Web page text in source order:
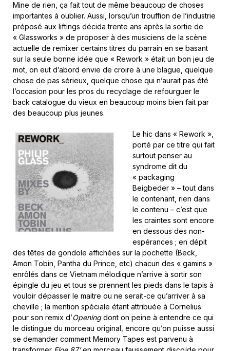
Mine de rien, ça fait tout de même beaucoup de choses
importantes à oublier. Aussi, lorsqu’un trouffion de l’industrie
préposé aux liftings décida trente ans après la sortie de
« Glassworks » de proposer à des musiciens de la scène
actuelle de remixer certains titres du parrain en se basant
sur la seule bonne idée que « Rework » était un bon jeu de
mot, on eut d’abord envie de croire à une blague, quelque
chose de pas sérieux, quelque chose qui n’aurait pas été
l’occasion pour les pros du recyclage de refourguer le
back catalogue du vieux en beaucoup moins bien fait par
des beaucoup plus jeunes.
Le hic dans « Rework »,
porté par ce titre qui fait
surtout penser au
syndrome dit du
« packaging
Beigbeder » – tout dans
le contenant, rien dans
le contenu – c’est que
les craintes sont encore
en dessous des non-
espérances ; en dépit
des têtes de gondole affichées sur la pochette (Beck,
Amon Tobin, Pantha du Prince, etc) chacun des « gamins »
enrôlés dans ce Vietnam mélodique n’arrive à sortir son
épingle du jeu et tous se prennent les pieds dans le tapis à
vouloir dépasser le maitre ou ne serait-ce qu’arriver à sa
cheville ; la mention spéciale étant attribuée à Cornelius
pour son remix d’Openingdont on peine à entendre ce qui
le distingue du morceau original, encore qu’on puisse aussi
se demander comment Memory Tapes est parvenu à